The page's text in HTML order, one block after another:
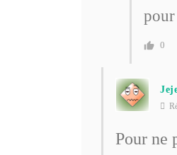
pour
0
Pour ne